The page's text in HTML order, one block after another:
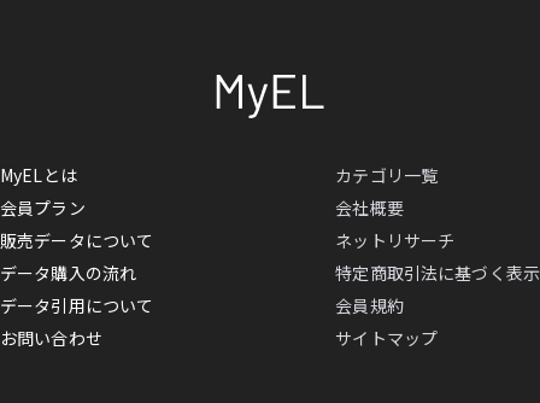
MyELとは
会員プラン
販売データについて
データ購入の流れ
データ引用について
お問い合わせ
カテゴリ一覧
会社概要
ネットリサーチ
特定商取引法に基づく表示
会員規約
サイトマップ